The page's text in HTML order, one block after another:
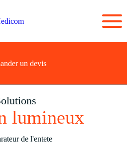
un devis
lumineux